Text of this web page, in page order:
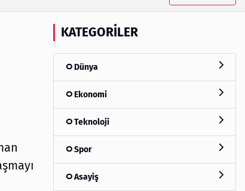
KATEGORILER
Dünya
Ekonomi
Teknoloji
Spor
Asayiş